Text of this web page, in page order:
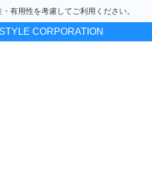
有用性を考慮してご利用ください。
CORPORATION